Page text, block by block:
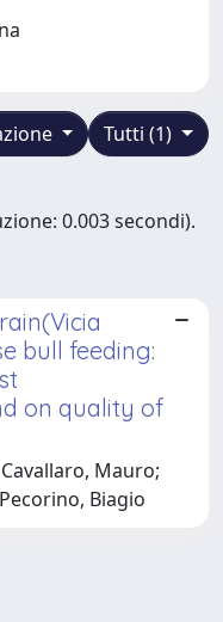
Tutti (1)
0.003 secondi).
bull feeding:
on quality of
Mauro;
Biagio